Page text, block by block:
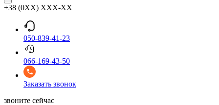
+38 (0XX) XXX-XX
050-839-41-23
066-169-43-50
Заказать звонок
звоните сейчас